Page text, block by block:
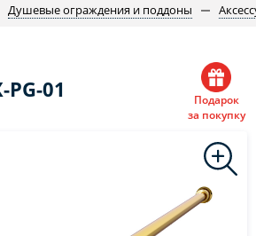
Душевые ограждения и поддоны
01
Подарок
за покупку